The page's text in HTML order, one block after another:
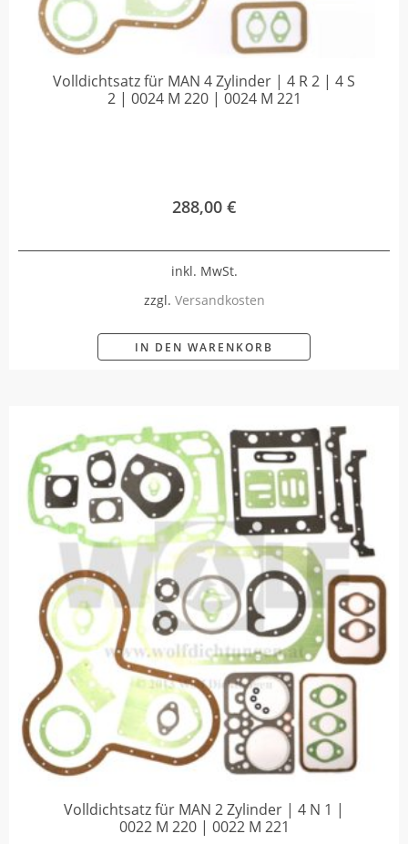
Volldichtsatz für MAN 4 Zylinder | 4 R 2 | 4 S
2 | 0024 M 220 | 0024 M 221
288,00 €
inkl. MwSt.
zzgl. Versandkosten
IN DEN WARENKORB
Volldichtsatz für MAN 2 Zylinder | 4 N 1 |
0022 M 220 | 0022 M 221